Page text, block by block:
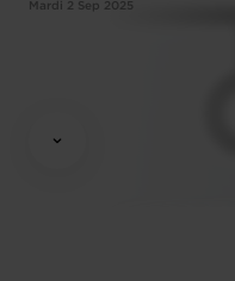
Mardi 2 Sep 2025